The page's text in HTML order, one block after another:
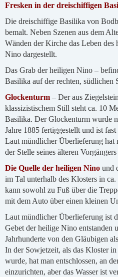
Fresken in der dreischiffigen
Die dreischiffige Basilika von
bemalt. Neben Szenen aus dem
Wänden der Kirche das Leben
Nino dargestellt.
Das Grab der heiligen Nino –
Basilika auf der rechten, südlichen
Glockenturm – Der aus
klassizistischem Still steht ca. 10
Basilika. Der Glockenturm wurde
Jahre 1885 fertiggestellt und ist
Laut mündlicher Überlieferung hat
der Stelle seines älteren Vorgängers
Die Quelle der heiligen Ninound
im Tal unterhalb des Klosters in
kann sowohl zu Fuß über die
mit dem Auto über einen kleinen
Laut mündlicher Überlieferung ist
Gebet der heilige Nino entstanden
Jahrhunderte von den Gläubigen
In der Sowjetzeit, als das Kloster
wurde, hat man entschlossen, an
einzurichten, aber das Wasser ist